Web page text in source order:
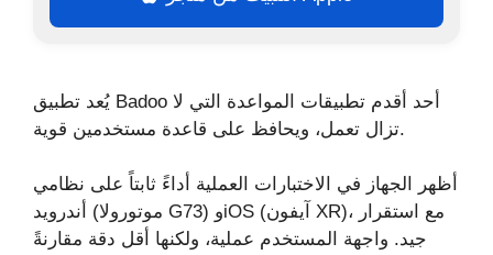
يُعد تطبيق Badoo أحد أقدم تطبيقات المواعدة التي لا
تزال تعمل، ويحافظ على قاعدة مستخدمين قوية.
أظهر الجهاز في الاختبارات العملية أداءً ثابتاً على نظامي
أندرويد (موتورولا G73) وiOS (آيفون XR)، مع استقرار
جيد. واجهة المستخدم عملية، ولكنها أقل دقة مقارنةً